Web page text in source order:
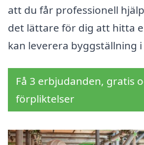
att du får professionell
det lättare för dig att hitta
kan leverera byggställning
Få 3 erbjudanden, gratis
förpliktelser